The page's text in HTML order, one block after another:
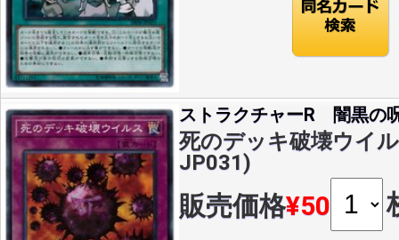
ストラクチャーR 闇黒の
死のデッキ破壊ウイ
JP031)
販売価格¥50